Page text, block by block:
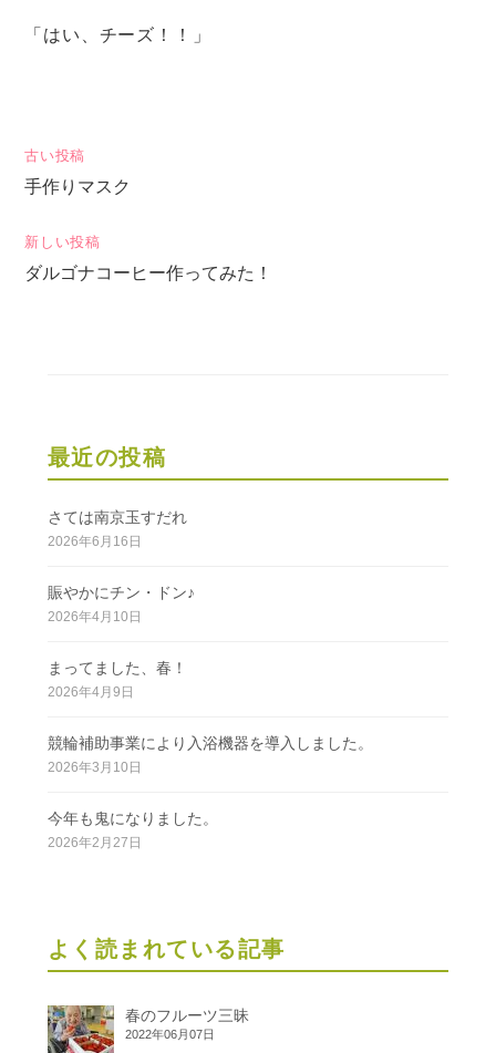
「はい、チーズ！！」
投
稿
ビ
古い投稿
手作りマスク
新しい投稿
ダルゴナコーヒー作ってみた！
最近の投稿
さては南京玉すだれ
2026年6月16日
賑やかにチン・ドン♪
2026年4月10日
まってました、春！
2026年4月9日
競輪補助事業により入浴機器を導入しました。
2026年3月10日
今年も鬼になりました。
2026年2月27日
よく読まれている記事
春のフルーツ三昧
2022年06月07日